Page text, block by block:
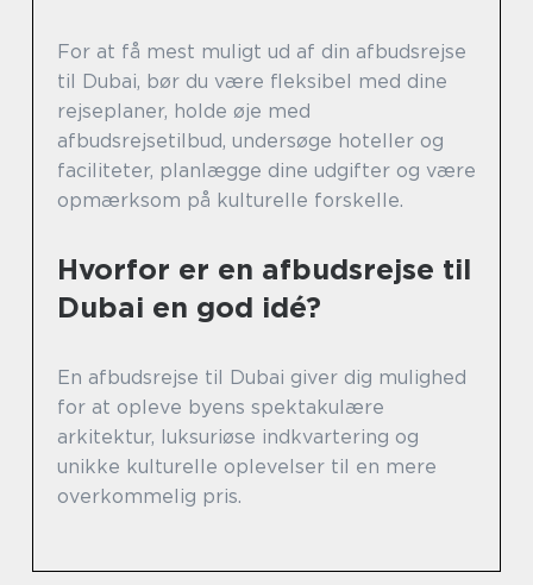
For at få mest muligt ud af din afbudsrejse
til Dubai, bør du være fleksibel med dine
rejseplaner, holde øje med
afbudsrejsetilbud, undersøge hoteller og
faciliteter, planlægge dine udgifter og være
opmærksom på kulturelle forskelle.
Hvorfor er en afbudsrejse til
Dubai en god idé?
En afbudsrejse til Dubai giver dig mulighed
for at opleve byens spektakulære
arkitektur, luksuriøse indkvartering og
unikke kulturelle oplevelser til en mere
overkommelig pris.